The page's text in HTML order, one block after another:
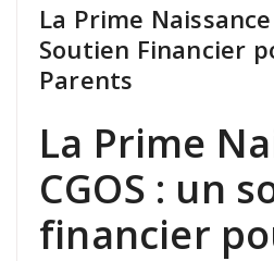
La Prime Naissance
Soutien Financier
Parents
La Prime
CGOS : un
financier